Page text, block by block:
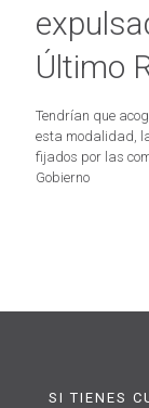
Último
Tendrían que
esta modalidad,
fijados por las
Gobierno
SI TIENES